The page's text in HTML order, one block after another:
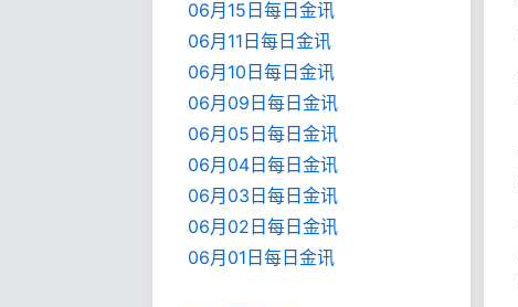
06月15日每日金讯
06月11日每日金讯
06月10日每日金讯
06月09日每日金讯
06月05日每日金讯
06月04日每日金讯
06月03日每日金讯
06月02日每日金讯
06月01日每日金讯